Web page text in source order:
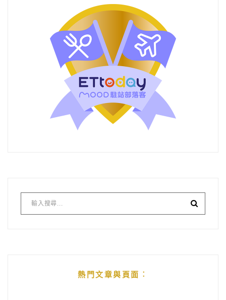
熱門文章與頁面︰